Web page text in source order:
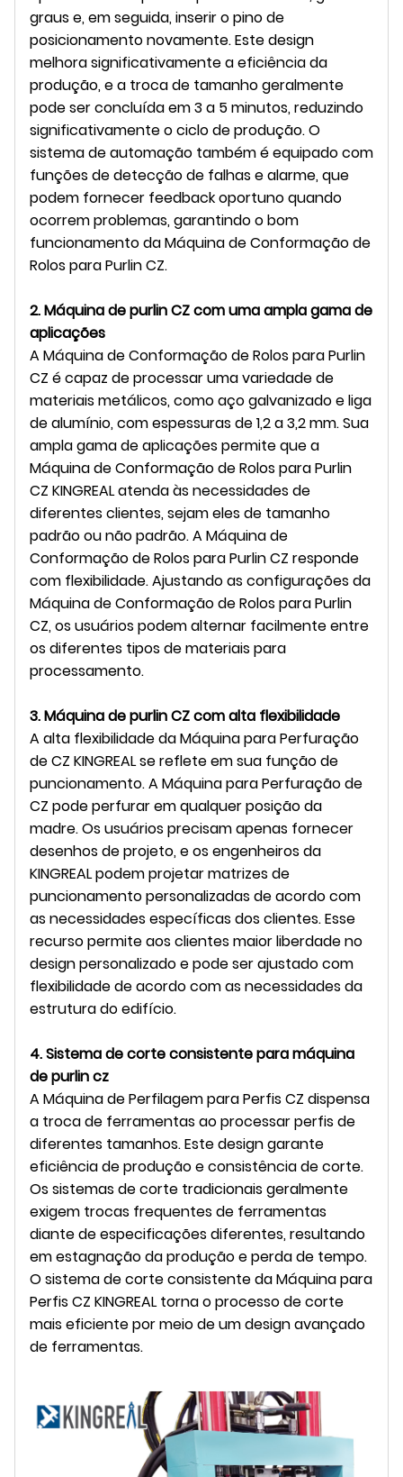
graus e, em seguida, inserir o pino de
posicionamento novamente. Este design
melhora significativamente a eficiência da
produção, e a troca de tamanho geralmente
pode ser concluída em 3 a 5 minutos, reduzindo
significativamente o ciclo de produção. O
sistema de automação também é equipado com
funções de detecção de falhas e alarme, que
podem fornecer feedback oportuno quando
ocorrem problemas, garantindo o bom
funcionamento da Máquina de Conformação de
Rolos para Purlin CZ.
2. Máquina de purlin CZ com uma ampla gama de
aplicações
A Máquina de Conformação de Rolos para Purlin
CZ é capaz de processar uma variedade de
materiais metálicos, como aço galvanizado e liga
de alumínio, com espessuras de 1,2 a 3,2 mm. Sua
ampla gama de aplicações permite que a
Máquina de Conformação de Rolos para Purlin
CZ KINGREAL atenda às necessidades de
diferentes clientes, sejam eles de tamanho
padrão ou não padrão. A Máquina de
Conformação de Rolos para Purlin CZ responde
com flexibilidade. Ajustando as configurações da
Máquina de Conformação de Rolos para Purlin
CZ, os usuários podem alternar facilmente entre
os diferentes tipos de materiais para
processamento.
3. Máquina de purlin CZ com alta flexibilidade
A alta flexibilidade da Máquina para Perfuração
de CZ KINGREAL se reflete em sua função de
puncionamento. A Máquina para Perfuração de
CZ pode perfurar em qualquer posição da
madre. Os usuários precisam apenas fornecer
desenhos de projeto, e os engenheiros da
KINGREAL podem projetar matrizes de
puncionamento personalizadas de acordo com
as necessidades específicas dos clientes. Esse
recurso permite aos clientes maior liberdade no
design personalizado e pode ser ajustado com
flexibilidade de acordo com as necessidades da
estrutura do edifício.
4. Sistema de corte consistente para máquina
de purlin cz
A Máquina de Perfilagem para Perfis CZ dispensa
a troca de ferramentas ao processar perfis de
diferentes tamanhos. Este design garante
eficiência de produção e consistência de corte.
Os sistemas de corte tradicionais geralmente
exigem trocas frequentes de ferramentas
diante de especificações diferentes, resultando
em estagnação da produção e perda de tempo.
O sistema de corte consistente da Máquina para
Perfis CZ KINGREAL torna o processo de corte
mais eficiente por meio de um design avançado
de ferramentas.